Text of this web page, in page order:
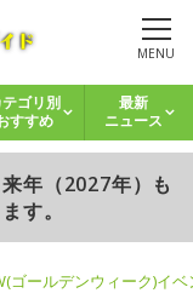
MENU
テゴリ別
すすめ
最新
ニュース
年（2027年）も
す。
ゴールデンウィーク)イ